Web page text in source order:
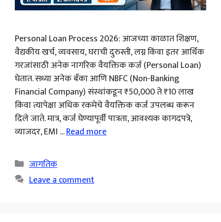
Personal Loan Process 2026: आजच्या काळात शिक्षण,
वैद्यकीय खर्च, व्यवसाय, घराची दुरुस्ती, लग्न किंवा इतर आर्थिक
गरजांसाठी अनेक नागरिक वैयक्तिक कर्ज (Personal Loan)
घेतात. सध्या अनेक बँका आणि NBFC (Non-Banking
Financial Company) संस्थांकडून ₹50,000 ते ₹10 लाख
किंवा त्यापेक्षा अधिक रकमेचे वैयक्तिक कर्ज उपलब्ध करून
दिले जाते. मात्र, कर्ज घेण्यापूर्वी पात्रता, आवश्यक कागदपत्रे,
व्याजदर, EMI …Read more
Categories
जागतिक
Leave a comment